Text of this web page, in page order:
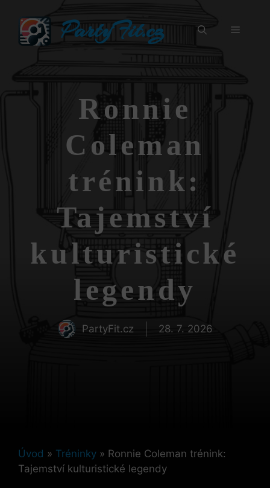
obsah
PartyFit.cz Menu
Ronnie
Coleman
trénink:
Tajemství
kulturistické
legendy
PartyFit.cz 28. 7. 2026
Úvod » Tréninky » Ronnie Coleman trénink:
Tajemství kulturistické legendy